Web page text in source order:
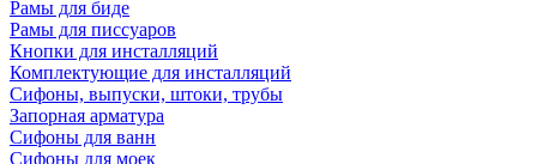
Рамы для биде
Рамы для писсуаров
Кнопки для инсталляций
Комплектующие для инсталляций
Сифоны, выпуски, штоки, трубы
Запорная арматура
Сифоны для ванн
Сифоны для моек